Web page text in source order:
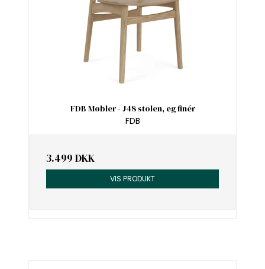
FDB Møbler - J48 stolen, eg finér
FDB
3.499 DKK
VIS PRODUKT